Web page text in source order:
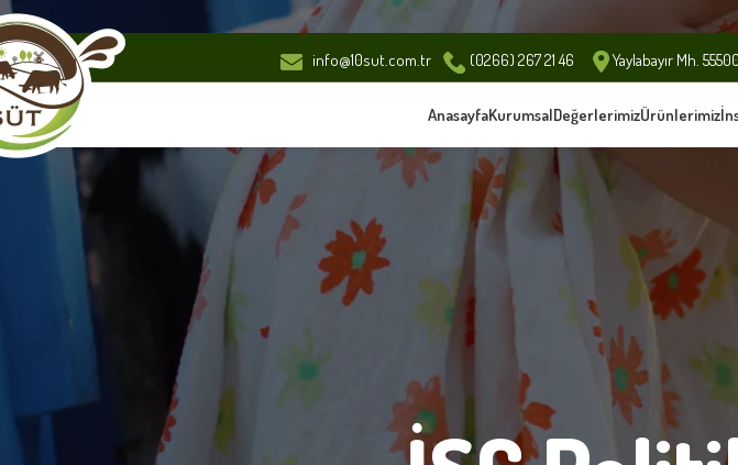
info@10sut.com.tr (0266) 267 21 46 Yaylabayır Mh.
AnasayfaKurumsalDeğerlerimizÜrünlerimiz